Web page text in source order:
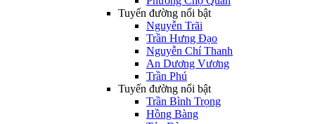
Tuyến đường nổi bật
Nguyễn Trãi
Trần Hưng Đạo
Nguyễn Chí Thanh
An Dương Vương
Trần Phú
Tuyến đường nổi bật
Trần Bình Trọng
Hồng Bàng